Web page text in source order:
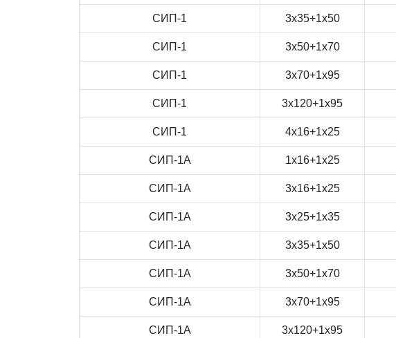
СИП-1 3x35+1x50
СИП-1 3x50+1x70
СИП-1 3x70+1x95
СИП-1 3x120+1x95
СИП-1 4x16+1x25
СИП-1А 1x16+1x25
СИП-1А 3x16+1x25
СИП-1А 3x25+1x35
СИП-1А 3x35+1x50
СИП-1А 3x50+1x70
СИП-1А 3x70+1x95
СИП-1А 3x120+1x95